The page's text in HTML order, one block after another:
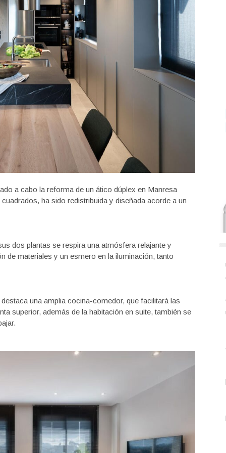
a cabo la reforma de un ático dúplex en Manresa
ha sido redistribuida y diseñada acorde a un
dos plantas se respira una atmósfera relajante y
de materiales y un esmero en la iluminación, tanto
una amplia cocina-comedor, que facilitará las
superior, además de la habitación en suite, también se